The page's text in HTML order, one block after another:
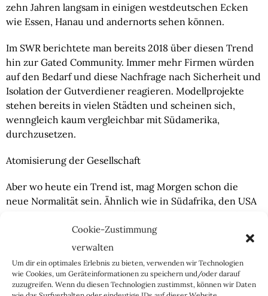
Cookie-Zustimmung
verwalten
Um dir ein optimales Erlebnis zu bieten, verwenden wir Technologien
wie Cookies, um Geräteinformationen zu speichern und/oder darauf
zuzugreifen. Wenn du diesen Technologien zustimmst, können wir Daten
zehn Jahren langsam in einigen westdeutschen Ecken
wie Essen, Hanau und andernorts sehen können.
Im SWR berichtete man bereits 2018 über diesen Trend
hin zur Gated Community. Immer mehr Firmen würden
auf den Bedarf und diese Nachfrage nach Sicherheit und
Isolation der Gutverdiener reagieren. Modellprojekte
stehen bereits in vielen Städten und scheinen sich,
wenngleich kaum vergleichbar mit Südamerika,
durchzusetzen.
Atomisierung der Gesellschaft
Aber wo heute ein Trend ist, mag Morgen schon die
neue Normalität sein. Ähnlich wie in Südafrika, den USA
und und mehr in Richtung einer atomisierten
Gesellschaft, in der soziale, ethnische und religiöse
Gruppen ihre eigenen Enklaven aufbauen und sich
zunehmend vom Rest der Bevölkerung isolieren wollen.